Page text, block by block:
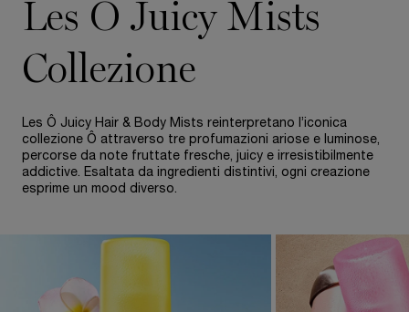
Les Ô Juicy Mists
Collezione
Les Ô Juicy Hair & Body Mists reinterpretano l’iconica
collezione Ô attraverso tre profumazioni ariose e luminose,
percorse da note fruttate fresche, juicy e irresistibilmente
addictive. Esaltata da ingredienti distintivi, ogni creazione
esprime un mood diverso.